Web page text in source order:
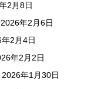
2月8日
2026年2月6日
2月4日
年2月2日
2026年1月30日